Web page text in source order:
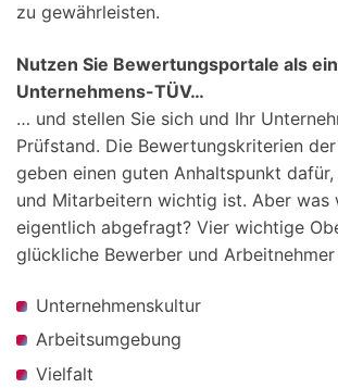
zu gewährleisten.
Nutzen Sie Bewertungsportale als
Unternehmens-TÜV…
… und stellen Sie sich und Ihr
Prüfstand. Die Bewertungskriterien
geben einen guten Anhaltspunkt
und Mitarbeitern wichtig ist. Aber was
eigentlich abgefragt? Vier wichtige
glückliche Bewerber und Arbeitnehmer
Unternehmenskultur
Arbeitsumgebung
Vielfalt